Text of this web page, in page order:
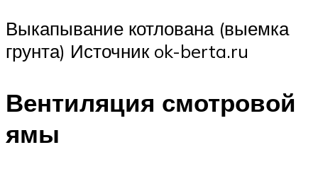
Выкапывание котлована (выемка
грунта) Источник ok-berta.ru
Вентиляция смотровой
ямы